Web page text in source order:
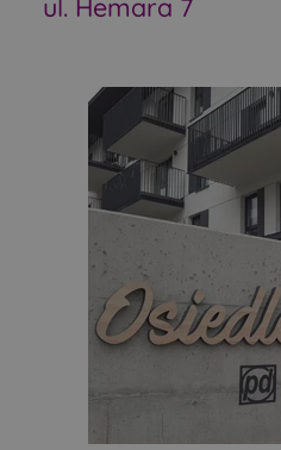
ul. Hemara 7